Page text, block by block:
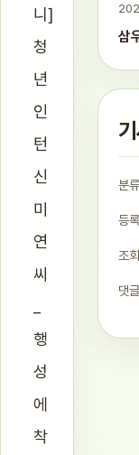
니]
청
년
인
턴
신
미
연
씨
행
성
에
착
삼
분류
등
조
댓글